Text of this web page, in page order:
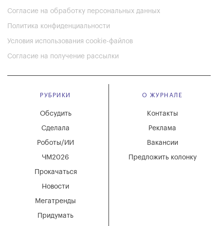
Согласие на обработку персональных данных
Политика конфиденциальности
Условия использования cookie-файлов
Согласие на получение рассылки
РУБРИКИ
Мегатренды
Придумать
Новости
Обсудить
Сделала
Роботы/ИИ
ЧМ2026
Прокачаться
О ЖУРНАЛЕ
Вакансии
Реклама
Контакты
Предложить колонку